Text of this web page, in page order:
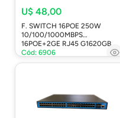
U$ 48,00
F. SWITCH 16POE 250W
10/100/1000MBPS
16POE+2GE RJ45 G1620GB
Cód: 6906